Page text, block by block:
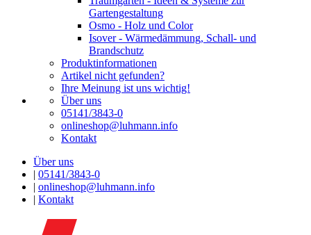
Gartengestaltung
Osmo - Holz und Color
Isover - Wärmedämmung, Schall- und
Brandschutz
Produktinformationen
Artikel nicht gefunden?
Ihre Meinung ist uns wichtig!
Über uns
05141/3843-0
onlineshop@luhmann.info
Kontakt
Über uns
| 05141/3843-0
| onlineshop@luhmann.info
| Kontakt